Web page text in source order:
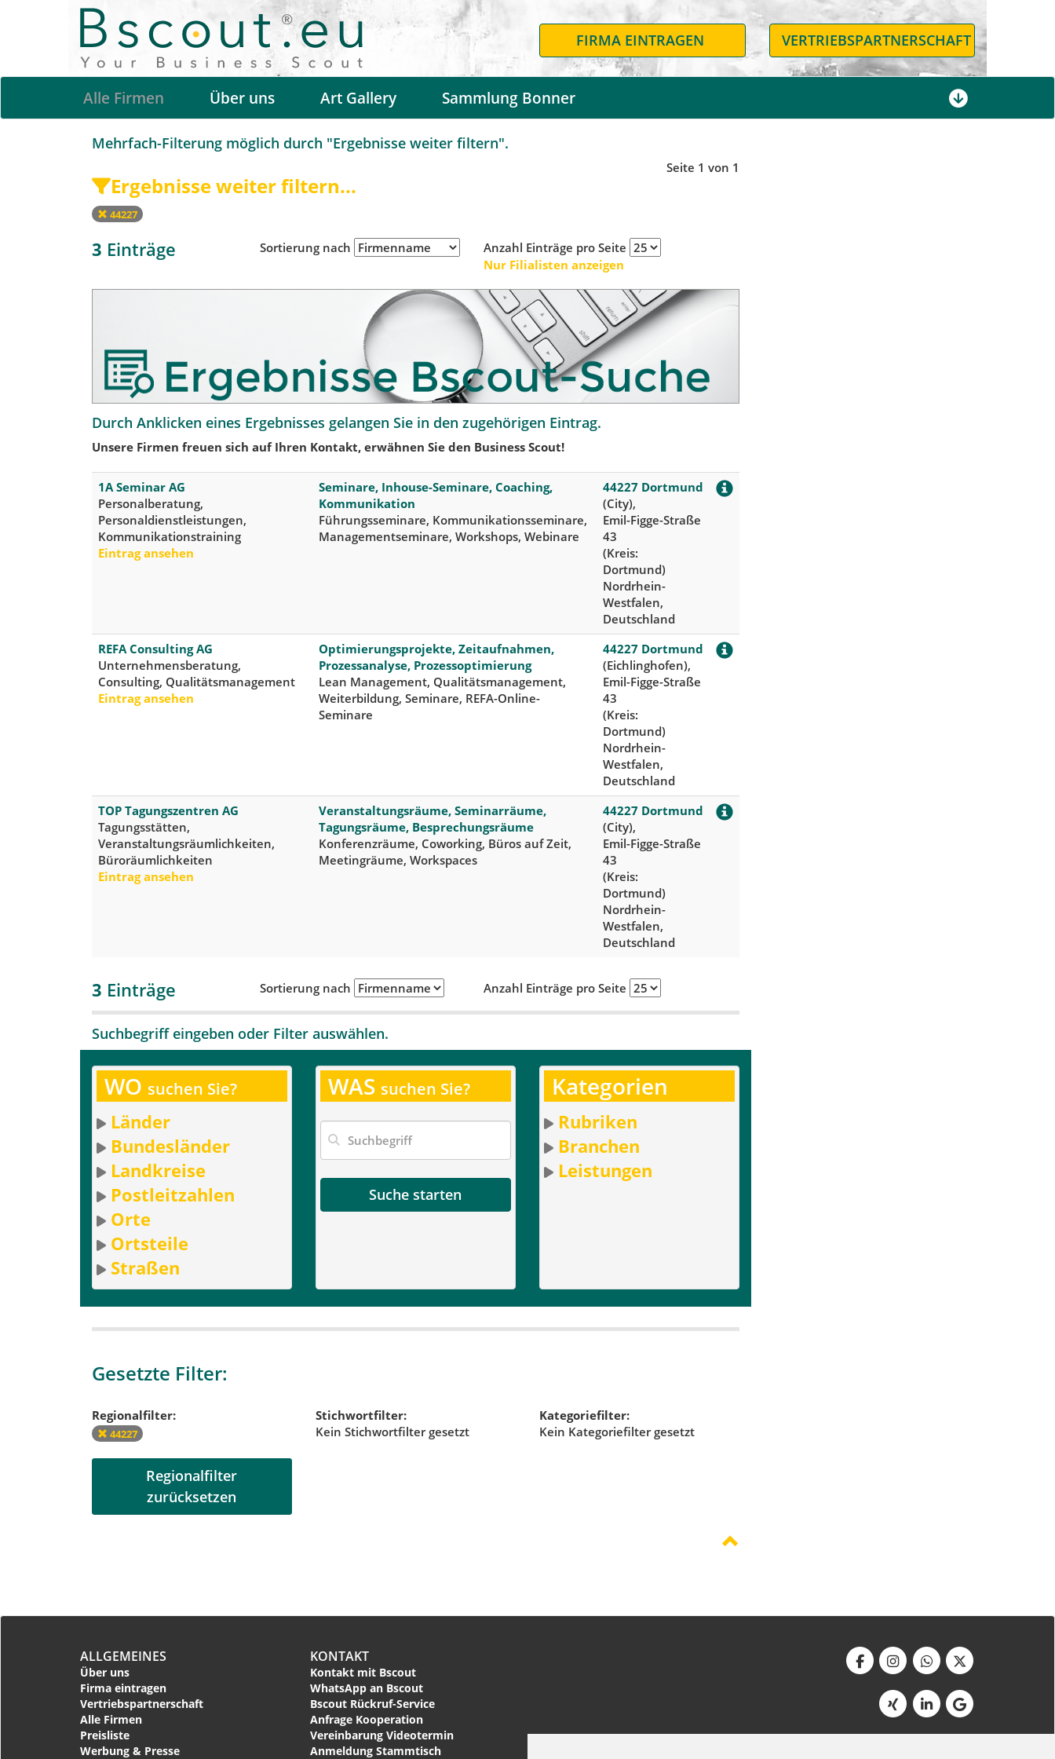
FIRMA EINTRAGEN VERTRIEBSPARTNERSCHAFT
Alle Firmen Über uns Art Gallery Sammlung Bonner
Mehrfach-Filterung möglich durch "Ergebnisse weiter filtern".
Ergebnisse weiter filtern...
Seite 1 von 1
44227
3 Einträge Sortierung nach
Anzahl Einträge pro Seite
Nur Filialisten anzeigen
Durch Anklicken eines Ergebnisses gelangen Sie in den zugehörigen Eintrag.
Unsere Firmen freuen sich auf Ihren Kontakt, erwähnen Sie den Business Scout!
1A Seminar AG
Personalberatung,
Personaldienstleistungen,
Kommunikationstraining
Eintrag ansehen
Seminare, Inhouse-Seminare, Coaching,
Kommunikation
Führungsseminare, Kommunikationsseminare,
Managementseminare, Workshops, Webinare
44227 Dortmund
(City),
Emil-Figge-Straße
43
(Kreis:
Dortmund)
Nordrhein-
Westfalen,
Deutschland
REFA Consulting AG
Unternehmensberatung,
Consulting, Qualitätsmanagement
Eintrag ansehen
Optimierungsprojekte, Zeitaufnahmen,
Prozessanalyse, Prozessoptimierung
Lean Management, Qualitätsmanagement,
Weiterbildung, Seminare, REFA-Online-
Seminare
44227 Dortmund
(Eichlinghofen),
Emil-Figge-Straße
43
(Kreis:
Dortmund)
Nordrhein-
Westfalen,
Deutschland
TOP Tagungszentren AG
Tagungsstätten,
Veranstaltungsräumlichkeiten,
Büroräumlichkeiten
Eintrag ansehen
Veranstaltungsräume, Seminarräume,
Tagungsräume, Besprechungsräume
Konferenzräume, Coworking, Büros auf Zeit,
Meetingräume, Workspaces
44227 Dortmund
(City),
Emil-Figge-Straße
43
(Kreis:
Dortmund)
Nordrhein-
Westfalen,
Deutschland
3 Einträge Sortierung nach Anzahl Einträge pro Seite
Suchbegriff eingeben oder Filter auswählen.
WO suchen Sie?
Länder
Bundesländer
Landkreise
Postleitzahlen
Orte
Ortsteile
Straßen
WAS suchen Sie?
Suche starten
Kategorien
Rubriken
Branchen
Leistungen
Gesetzte Filter:
Regionalfilter:
44227
Stichwortfilter:
Kein Stichwortfilter gesetzt
Kategoriefilter:
Kein Kategoriefilter gesetzt
Regionalfilter
zurücksetzen
ALLGEMEINES
Über uns
Firma eintragen
Vertriebspartnerschaft
Alle Firmen
Preisliste
Werbung & Presse
KONTAKT
Kontakt mit Bscout
WhatsApp an Bscout
Bscout Rückruf-Service
Anfrage Kooperation
Vereinbarung Videotermin
Anmeldung Stammtisch